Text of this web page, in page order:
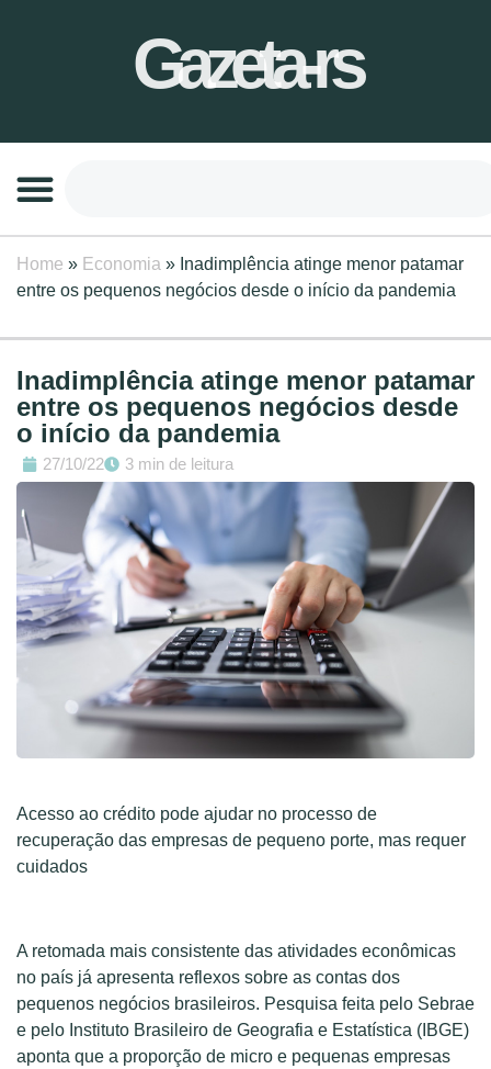
Gazeta-rs
Home » Economia » Inadimplência atinge menor patamar
entre os pequenos negócios desde o início da pandemia
Inadimplência atinge menor patamar
entre os pequenos negócios desde
o início da pandemia
27/10/22 3 min de leitura
Acesso ao crédito pode ajudar no processo de
recuperação das empresas de pequeno porte, mas requer
cuidados
A retomada mais consistente das atividades econômicas
no país já apresenta reflexos sobre as contas dos
pequenos negócios brasileiros. Pesquisa feita pelo Sebrae
e pelo Instituto Brasileiro de Geografia e Estatística (IBGE)
aponta que a proporção de micro e pequenas empresas